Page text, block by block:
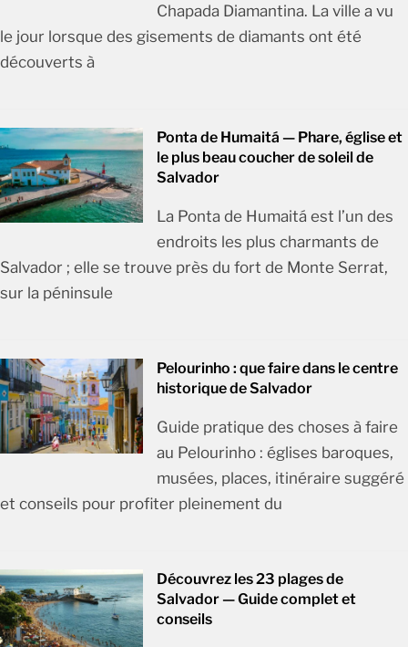
Chapada Diamantina. La ville a vu
le jour lorsque des gisements de diamants ont été
découverts à
Ponta de Humaitá — Phare, église et
le plus beau coucher de soleil de
Salvador
La Ponta de Humaitá est l’un des
endroits les plus charmants de
Salvador ; elle se trouve près du fort de Monte Serrat,
sur la péninsule
Pelourinho : que faire dans le centre
historique de Salvador
Guide pratique des choses à faire
au Pelourinho : églises baroques,
musées, places, itinéraire suggéré
et conseils pour profiter pleinement du
Découvrez les 23 plages de
Salvador — Guide complet et
conseils